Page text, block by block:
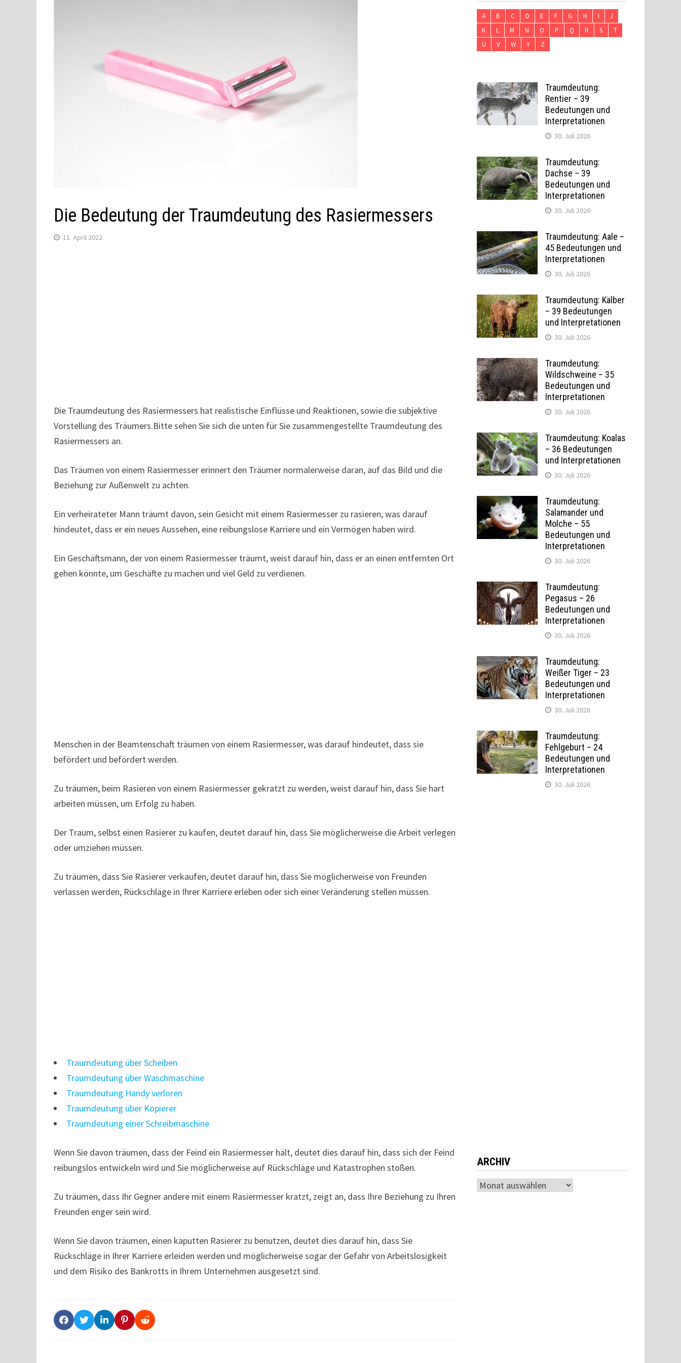
Die Bedeutung der Traumdeutung des Rasiermessers
11. April 2022
Die Traumdeutung des Rasiermessers hat realistische Einflüsse und Reaktionen, sowie die subjektive
Vorstellung des Träumers.Bitte sehen Sie sich die unten für Sie zusammengestellte Traumdeutung des
Rasiermessers an.
Das Träumen von einem Rasiermesser erinnert den Träumer normalerweise daran, auf das Bild und die
Beziehung zur Außenwelt zu achten.
Ein verheirateter Mann träumt davon, sein Gesicht mit einem Rasiermesser zu rasieren, was darauf
hindeutet, dass er ein neues Aussehen, eine reibungslose Karriere und ein Vermögen haben wird.
Ein Geschäftsmann, der von einem Rasiermesser träumt, weist darauf hin, dass er an einen entfernten Ort
gehen könnte, um Geschäfte zu machen und viel Geld zu verdienen.
Menschen in der Beamtenschaft träumen von einem Rasiermesser, was darauf hindeutet, dass sie
befördert und befördert werden.
Zu träumen, beim Rasieren von einem Rasiermesser gekratzt zu werden, weist darauf hin, dass Sie hart
arbeiten müssen, um Erfolg zu haben.
Der Traum, selbst einen Rasierer zu kaufen, deutet darauf hin, dass Sie möglicherweise die Arbeit verlegen
oder umziehen müssen.
Zu träumen, dass Sie Rasierer verkaufen, deutet darauf hin, dass Sie möglicherweise von Freunden
verlassen werden, Rückschläge in Ihrer Karriere erleben oder sich einer Veränderung stellen müssen.
Traumdeutung über Scheiben
Traumdeutung über Waschmaschine
Traumdeutung Handy verloren
Traumdeutung über Kopierer
Traumdeutung einer Schreibmaschine
Wenn Sie davon träumen, dass der Feind ein Rasiermesser hält, deutet dies darauf hin, dass sich der Feind
reibungslos entwickeln wird und Sie möglicherweise auf Rückschläge und Katastrophen stoßen.
Zu träumen, dass Ihr Gegner andere mit einem Rasiermesser kratzt, zeigt an, dass Ihre Beziehung zu Ihren
Freunden enger sein wird.
Wenn Sie davon träumen, einen kaputten Rasierer zu benutzen, deutet dies darauf hin, dass Sie
Rückschläge in Ihrer Karriere erleiden werden und möglicherweise sogar der Gefahr von Arbeitslosigkeit
und dem Risiko des Bankrotts in Ihrem Unternehmen ausgesetzt sind.
A B C D E F G H I
J
K
L M N O P Q R S
T
U
V W Y Z
Traumdeutung:
Rentier – 39
Bedeutungen und
Interpretationen
30. Juli 2026
Traumdeutung:
Dachse – 39
Bedeutungen und
Interpretationen
30. Juli 2026
Traumdeutung: Aale –
45 Bedeutungen und
Interpretationen
30. Juli 2026
Traumdeutung: Kälber
– 39 Bedeutungen
und Interpretationen
30. Juli 2026
Traumdeutung:
Wildschweine – 35
Bedeutungen und
Interpretationen
30. Juli 2026
Traumdeutung: Koalas
– 36 Bedeutungen
und Interpretationen
30. Juli 2026
Traumdeutung:
Salamander und
Molche – 55
Bedeutungen und
Interpretationen
30. Juli 2026
Traumdeutung:
Pegasus – 26
Bedeutungen und
Interpretationen
30. Juli 2026
Traumdeutung:
Weißer Tiger – 23
Bedeutungen und
Interpretationen
30. Juli 2026
Traumdeutung:
Fehlgeburt – 24
Bedeutungen und
Interpretationen
30. Juli 2026
ARCHIV
Archiv